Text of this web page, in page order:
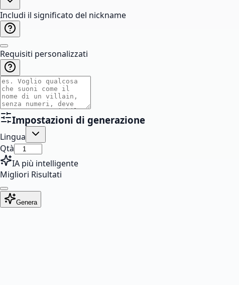
Includi il significato del nickname
Requisiti personalizzati
Impostazioni di generazione
Lingua
Qtà
IA più intelligente
Migliori Risultati
Genera